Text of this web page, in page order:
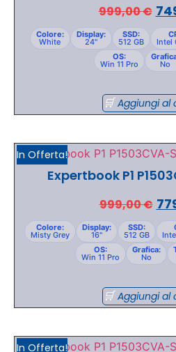
999,00€
Colore:
White
Display:
24"
SSD:
512 GB Intel
OS:
Win 11 Pro No
Aggiungi al
In Offerta!
Expertbook P1
999,00€
Colore:
Misty Grey
Display:
16"
SSD:
512 GB
OS:
Win 11 Pro
Grafica:
No
Aggiungi al
In Offerta!